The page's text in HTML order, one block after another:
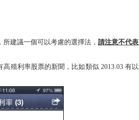
建議一個可以考慮的選擇法， 請注意不代表
殖利率股票的新聞，比如類似 2013.03 有以